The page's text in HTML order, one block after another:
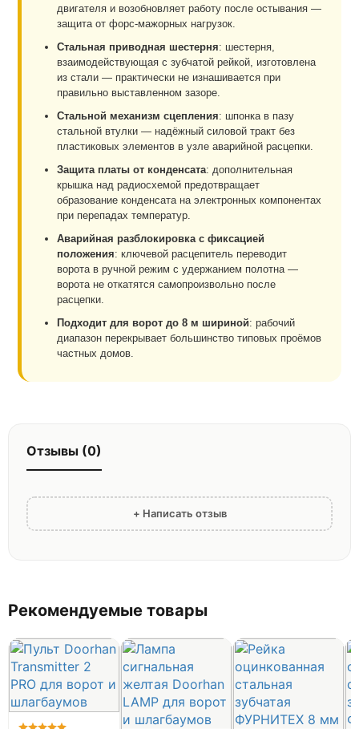
двигателя и возобновляет работу после остывания —
защита от форс-мажорных нагрузок.
Стальная приводная шестерня: шестерня,
взаимодействующая с зубчатой рейкой, изготовлена
из стали — практически не изнашивается при
правильно выставленном зазоре.
Стальной механизм сцепления: шпонка в пазу
стальной втулки — надёжный силовой тракт без
пластиковых элементов в узле аварийной расцепки.
Защита платы от конденсата: дополнительная
крышка над радиосхемой предотвращает
образование конденсата на электронных компонентах
при перепадах температур.
Аварийная разблокировка с фиксацией
положения: ключевой расцепитель переводит
ворота в ручной режим с удержанием полотна —
ворота не откатятся самопроизвольно после
расцепки.
Подходит для ворот до 8 м шириной: рабочий
диапазон перекрывает большинство типовых проёмов
частных домов.
Отзывы (0)
+ Написать отзыв
Рекомендуемые товары